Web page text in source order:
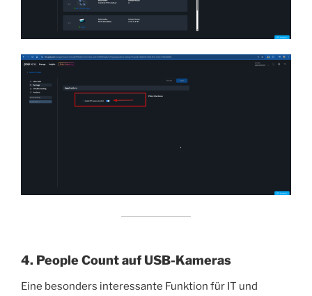
4. People Count auf USB-Kameras
Eine besonders interessante Funktion für IT und